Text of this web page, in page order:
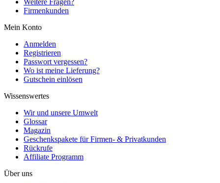
Weitere Fragen?
Firmenkunden
Mein Konto
Anmelden
Registrieren
Passwort vergessen?
Wo ist meine Lieferung?
Gutschein einlösen
Wissenswertes
Wir und unsere Umwelt
Glossar
Magazin
Geschenkspakete für Firmen- & Privatkunden
Rückrufe
Affiliate Programm
Über uns